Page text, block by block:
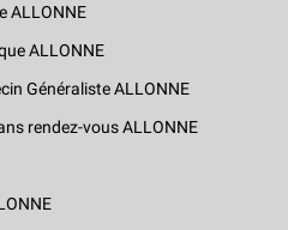
ALLONNE
ALLONNE
Généraliste ALLONNE
rendez-vous ALLONNE